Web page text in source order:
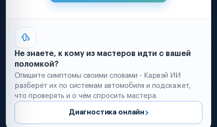
Не знаете, к кому из мастеров идти с вашей
поломкой?
Опишите симптомы своими словами - Карвэй ИИ
разберёт их по системам автомобиля и подскажет,
что проверять и о чём спросить мастера.
Диагностика онлайн